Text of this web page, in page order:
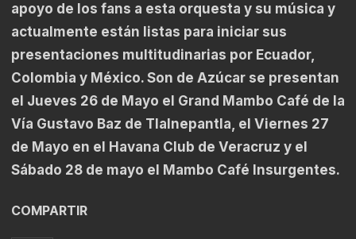
apoyo de los fans a esta orquesta y su música y
actualmente están listas para iniciar sus
presentaciones multitudinarias por Ecuador,
Colombia y México. Son de Azúcar se presentan
el Jueves 26 de Mayo el Grand Mambo Café de la
Vía Gustavo Baz de Tlalnepantla, el Viernes 27
de Mayo en el Havana Club de Veracruz y el
Sábado 28 de mayo el Mambo Café Insurgentes.
COMPARTIR